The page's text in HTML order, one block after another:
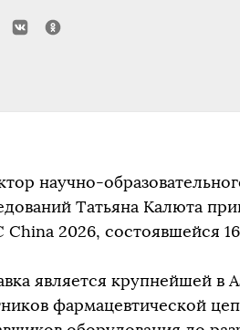
научно-
Татьяна Калюта
China 2026, состоявшейся
является крупнейшей в
фармацевтической